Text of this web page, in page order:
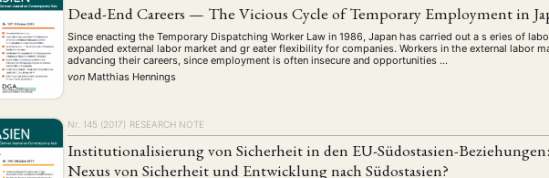
Dead-End Careers — The Vicious Cycle of Temporary Employment in
Since enacting the Temporary Dispatching Worker Law in 1986, Japan has carried out a s eries of
expanded external labor market and gr eater flexibility for companies. Workers in the external labor
advancing their careers, since employment is often insecure and opportunities …
von Matthias Hennings
Nr. 145 (2017) RESEARCH NOTE
Institutionalisierung von Sicherheit in den EU-Südostasien-
Nexus von Sicherheit und Entwicklung nach Südostasien?